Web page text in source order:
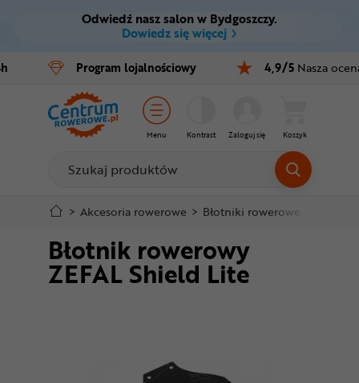
Ctrl M
Menu główne
Informacje o produkcie
Do koszyka
Szczegółowe informacje
Stopka
Odwiedź nasz salon w Bydgoszczy.
Dowiedz się więcej
Program lojalnościowy 4,9/5 Nasza
Menu Kontrast Zaloguj się Koszyk
Rowery
E-bike
Części
Akcesoria
Odzież
Kaski
Buty
> Akcesoria rowerowe > Błotniki rowerowe
Błotnik rowerowy
ZEFAL Shield Lite